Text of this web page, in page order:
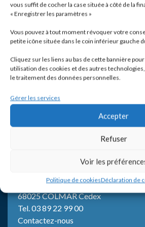
vous suffit de cocher la case située à côté de la
« Enregistrer les paramètres »
Vous pouvez à tout moment révoquer votre
petite icône située dans le coin inférieur gauche
Cliquez sur les liens au bas de cette bannière
utilisation des cookies et des autres
le traitement des données personnelles.
Gérer les services
Accepter
Refuser
Voir les
Politique de cookiesDéclaration de
CS 10034
68025 COLMAR Cedex
Tel.03 89 22 99 00
Contactez-nous